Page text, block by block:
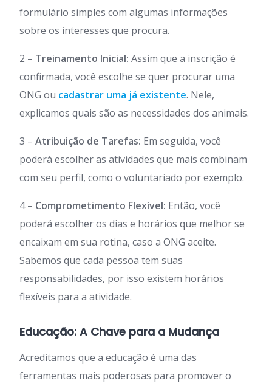
formulário simples com algumas informações
sobre os interesses que procura.
2 – Treinamento Inicial: Assim que a inscrição é
confirmada, você escolhe se quer procurar uma
ONG ou cadastrar uma já existente. Nele,
explicamos quais são as necessidades dos animais.
3 – Atribuição de Tarefas: Em seguida, você
poderá escolher as atividades que mais combinam
com seu perfil, como o voluntariado por exemplo.
4 – Comprometimento Flexível: Então, você
poderá escolher os dias e horários que melhor se
encaixam em sua rotina, caso a ONG aceite.
Sabemos que cada pessoa tem suas
responsabilidades, por isso existem horários
flexíveis para a atividade.
Educação: A Chave para a Mudança
Acreditamos que a educação é uma das
ferramentas mais poderosas para promover o